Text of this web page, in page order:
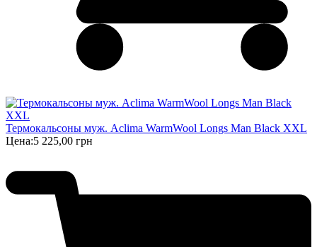
Термокальсоны муж. Aclima WarmWool Longs Man Black XXL
Цена:5 225,00 грн